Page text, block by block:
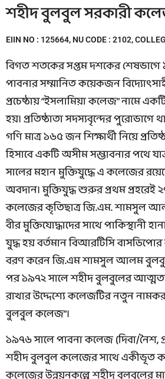
শহীদ বুলবুল সরকারী
EIIN NO : 125664, NU CODE : 2102,
বিগত শতকের সপ্তম দশকের
পাবনার সম্মানিত কয়েকজন
প্রচেষ্ঠায় “ইসলামিয়া কলেজ” নামে
হয়। প্রতিষ্ঠাতা সদস্যবৃন্দের
গণি মাত্র ১৬৫ জন শিক্ষার্থী নিয়ে
হিসাবে একটি অসীম সম্ভাবনার পথে
সালের মহান মুক্তিযুদ্ধে এ কলেজের
অবদান। মুক্তিযুদ্ধ শুরুর প্রথম প্রহরেই
কলেজের কৃতিছাত্র জি.এম. শামসুল
বীর মুক্তিযোদ্ধাদের সাথে পাকিস্থানী
যুদ্ধ হয় বর্তমান বিআরটিসি বাসডিপোর
বরণ করেন জি.এম শামসুল আলম
পর ১৯৭২ সালে শহীদ বুলবুলের
রাখার উদ্দেশ্যে কলেজটির নতুন
বুলবুল কলেজ”।
১৯৭৬ সালে পাবনা কলেজ (দিবা/নৈশ,
শহীদ বুলবুল কলেজের সাথে একীভূত